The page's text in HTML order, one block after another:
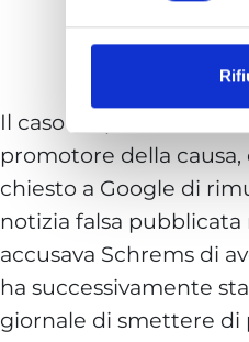
Il caso in questione è il
promotore della causa,
chiesto a Google di
notizia falsa
accusava Schrems di
ha successivamente
giornale di smettere di